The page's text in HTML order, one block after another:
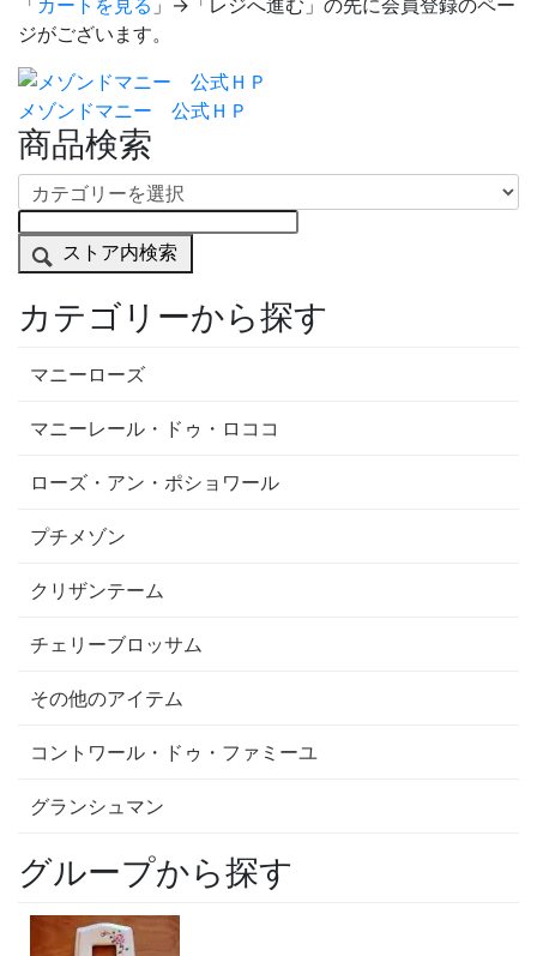
「カートを見る 」→「レジへ進む」の先に会員登録のペー
ジがございます。
メゾンドマニー 公式ＨＰ
商品検索
ストア内検索
カテゴリーから探す
マニーローズ
マニーレール・ドゥ・ロココ
ローズ・アン・ポショワール
プチメゾン
クリザンテーム
チェリーブロッサム
その他のアイテム
コントワール・ドゥ・ファミーユ
グランシュマン
グループから探す